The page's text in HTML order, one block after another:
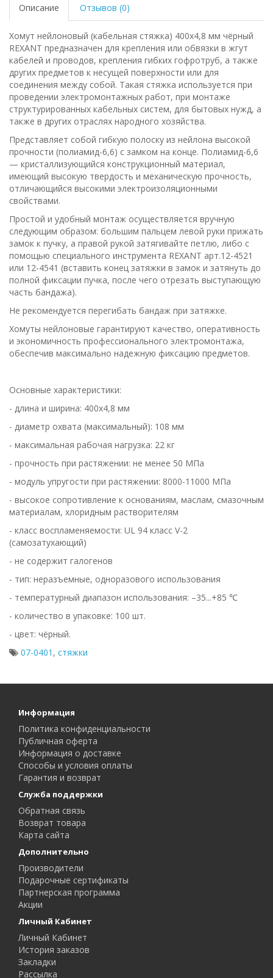
Описание Отзывов (0)
Хомут нейлоновый (кабельная стяжка) 400х4,8 мм чёрный
REXANT предназначен для крепления или обвязки в жгут
кабелей и проводов, крепления гибких гофротруб, а также
других предметов к несущей поверхности или для
соединения между собой. Такая стяжка используется при
проведении электромонтажных работ, при монтаже
структурированных кабельных систем, для бытовых нужд, а
также в других отраслях народного хозяйства.
Представляет собой гибкую полоску из нейлона высокой
прочности (полиамид-6,6) с замком на конце. Полиамид-6,6
— кристаллизующийся конструкционный материал,
имеющий высокую твердость и механическую прочность,
отличающийся высокими электроизоляционными
свойствами.
Простой и удобный монтаж осуществляется вручную
следующим образом: большим пальцем левой руки прижать
замок к пучку, а правой рукой затягивайте петлю, либо с
помощью специального инструмента REXANT арт.12-4521
или 12-4541 (вставить конец затяжки в замок и затянуть до
полной фиксации пучка, после чего отрезать выступающую
часть бандажа).
Не рекомендуется перегибать бандаж при затяжке.
Хомуты нейлоновые гарантируют качество, оперативность
и экономичность профессионального электромонтажа,
обеспечив максимально надежную фиксацию предметов.
Основные характеристики:
- длина и ширина: 400х4,8 мм
- диаметр охвата (максимальный): 108 мм
- максимальная рабочая нагрузка: 22 кг
- прочность при растяжении: не менее 50 МПа
- модуль упругости при растяжении: 8000-11000 МПа
- высокое сопротивление к основаниям, маслам, смазочным
материалам, хлоридным растворителям
- класс воспламеняемости: UL 94 класс V-2
(самозатухающий)
- не содержит галогенов
- тип: неразъемные, одноразового использования
- температурный диапазон использования: –35...+85 ℃
- количество в упаковке: 100 шт.
- цвет: чёрный.
07-0401 , стяжки
Информация
Политика конфиденциальности
Публичная оферта
Информация о доставке
Способы и условия оплаты
Гарантия и возврат
Служба поддержки
Обратная связь
Возврат товара
Карта сайта
Дополнительно
Производители
Подарочные сертификаты
Партнерская программа
Акции
Личный Кабинет
Личный Кабинет
История заказов
Закладки
Рассылка